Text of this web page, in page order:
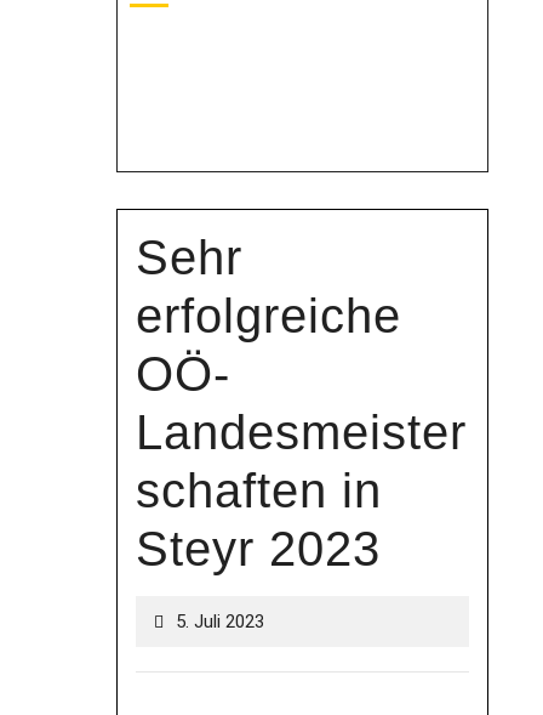
Sehr
erfolgreiche
OÖ-
Landesmeister
schaften in
Steyr 2023
5. Juli 2023